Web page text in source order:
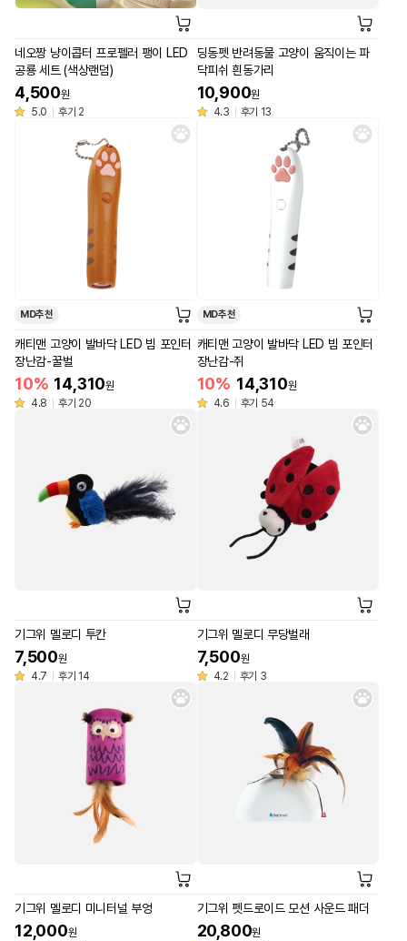
네오짱 냥이콥터 프로펠러 팽이 LED
공룡 세트 (색상랜덤)
4,500원
5.0
후기 2
딩동펫 반려동물 고양이 움직이는 파
닥피쉬 흰동가리
10,900원
4.3
후기 13
MD추천
캐티맨 고양이 발바닥 LED 빔 포인터
장난감-꿀벌
10% 14,310원
4.8
후기 20
MD추천
캐티맨 고양이 발바닥 LED 빔 포인터
장난감-쥐
10% 14,310원
4.6
후기 54
기그위 멜로디 투칸
7,500원
4.7
후기 14
기그위 멜로디 무당벌래
7,500원
4.2
후기 3
기그위 멜로디 미니터널 부엉
12,000원
기그위 펫드로이드 모션 사운드 패더
20,800원